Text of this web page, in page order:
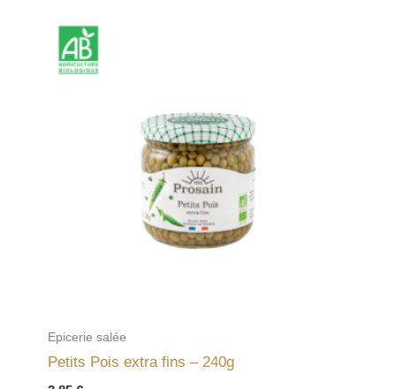
Epicerie salée
Petits Pois extra fins – 240g